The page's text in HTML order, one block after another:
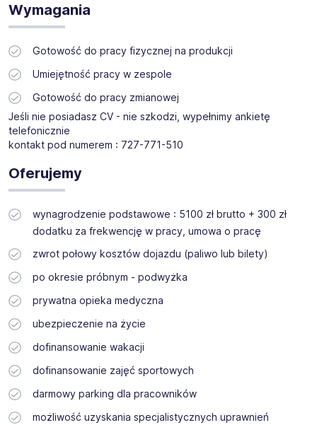
Wymagania
Gotowość do pracy fizycznej na produkcji
Umiejętność pracy w zespole
Gotowość do pracy zmianowej
Jeśli nie posiadasz CV - nie szkodzi, wypełnimy ankietę
telefonicznie
kontakt pod numerem : 727-771-510
Oferujemy
wynagrodzenie podstawowe : 5100 zł brutto + 300 zł
dodatku za frekwencję w pracy, umowa o pracę
zwrot połowy kosztów dojazdu (paliwo lub bilety)
po okresie próbnym - podwyżka
prywatna opieka medyczna
ubezpieczenie na życie
dofinansowanie wakacji
dofinansowanie zajęć sportowych
darmowy parking dla pracowników
możliwość uzyskania specjalistycznych uprawnień